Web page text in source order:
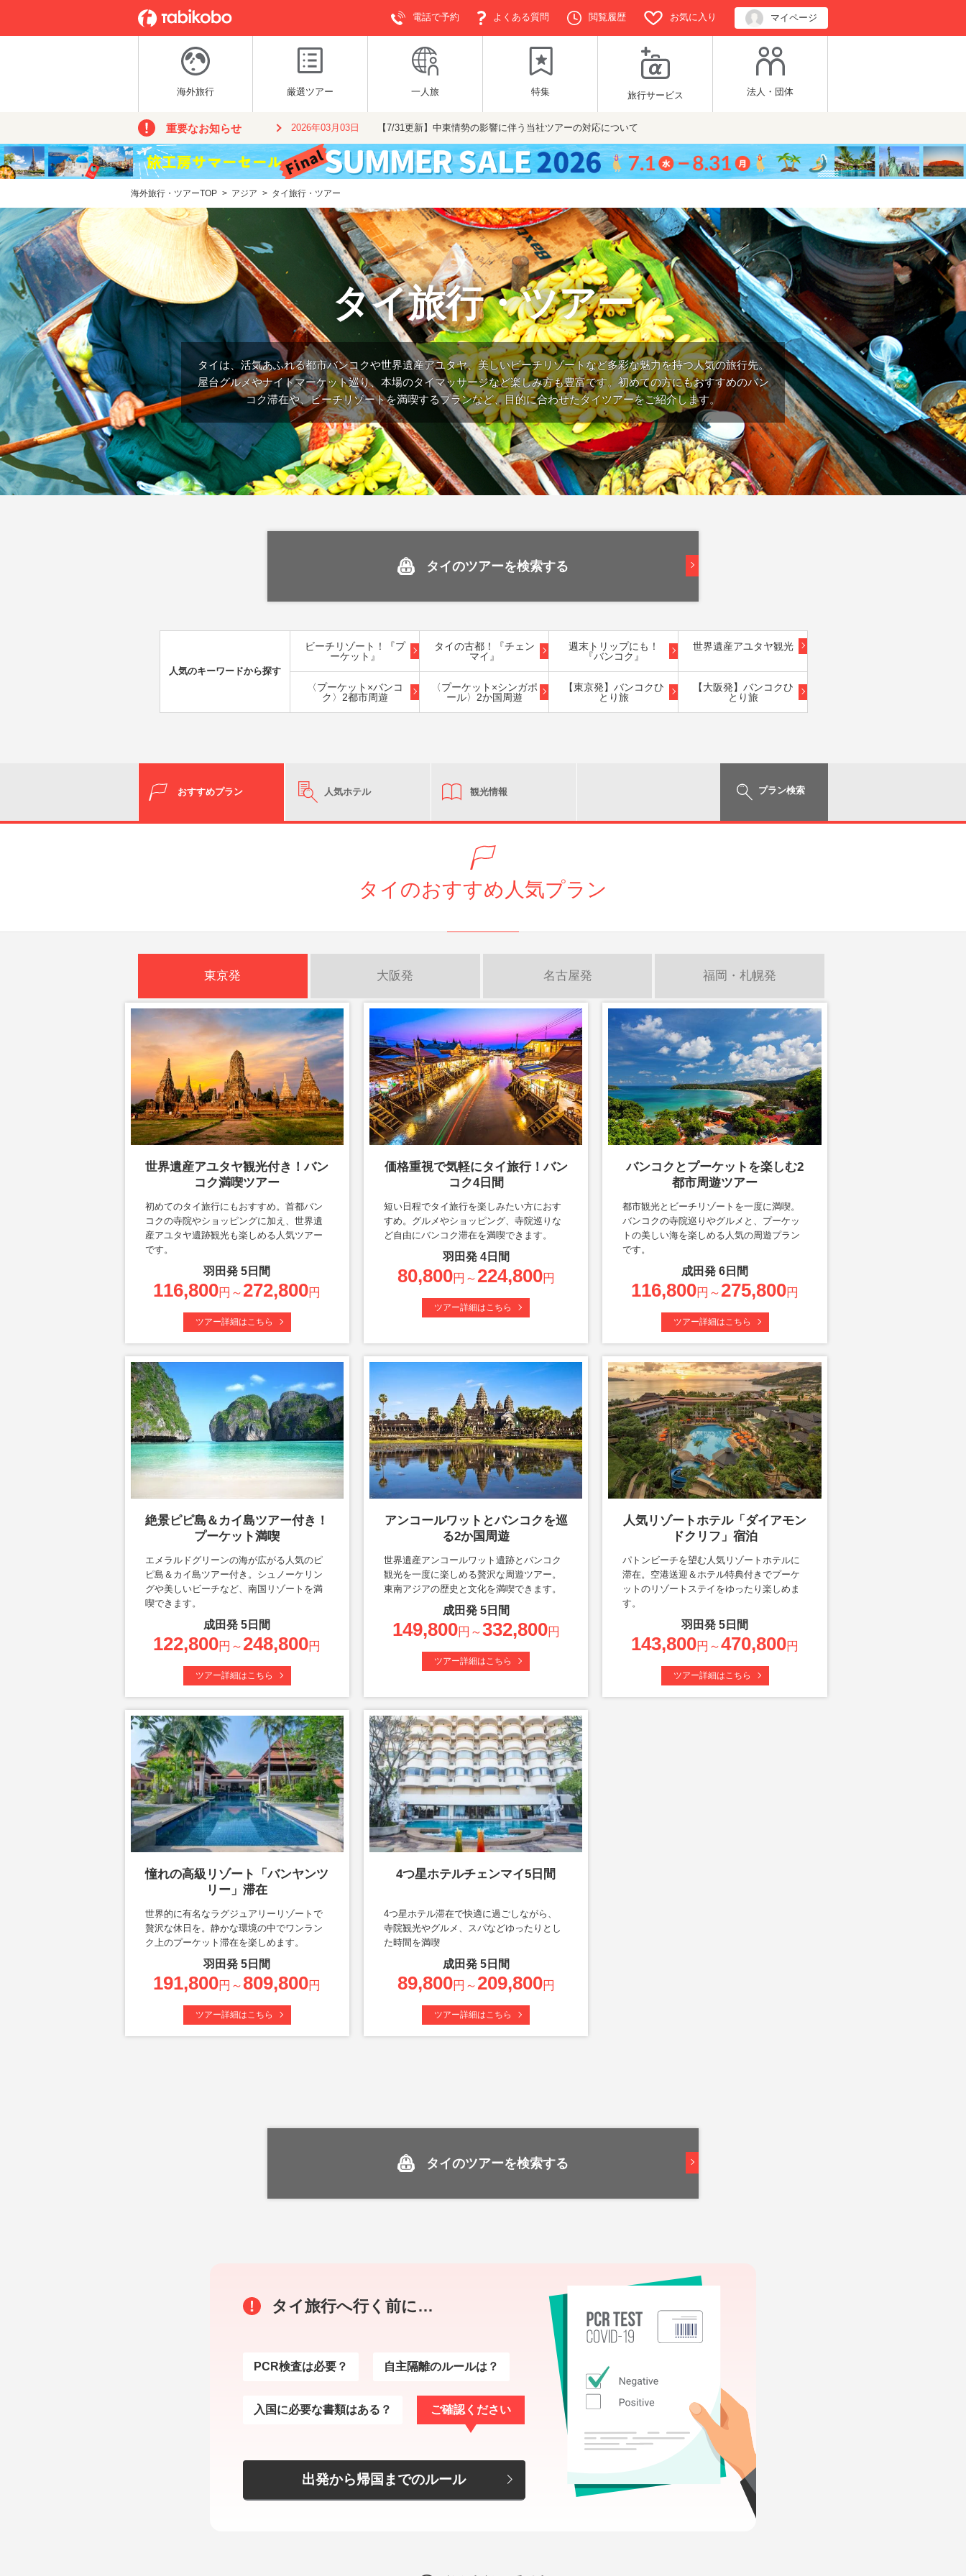
電話で予約 よくある質問 閲覧履歴 お気に入り マイページ
海外旅行 厳選ツアー 一人旅 特集 旅行サービス 法人・団体
重要なお知らせ 2026年03月03日 【7/31更新】中東情勢の影響に伴う当社ツアーの対応について
海外旅行・ツアーTOP > アジア > タイ旅行・ツアー
タイ旅行・ツアー
タイは、活気あふれる都市バンコクや世界遺産アユタヤ、美しいビーチリゾートなど多彩な魅力を持つ人気の旅行先。
屋台グルメやナイトマーケット巡り、本場のタイマッサージなど楽しみ方も豊富です。初めての方にもおすすめのバン
コク滞在や、ビーチリゾートを満喫するプランなど、目的に合わせたタイツアーをご紹介します。
タイのツアーを検索する
人気のキーワードから探す
ビーチリゾート！『プ
ーケット』
タイの古都！『チェン
マイ』
週末トリップにも！
『バンコク』
世界遺産アユタヤ観光
〈プーケット×バンコ
ク〉2都市周遊
〈プーケット×シンガポ
ール〉2か国周遊
【東京発】バンコクひ
とり旅
【大阪発】バンコクひ
とり旅
おすすめプラン 人気ホテル 観光情報 プラン検索
タイのおすすめ人気プラン
東京発 大阪発 名古屋発 福岡・札幌発
世界遺産アユタヤ観光付き！バン
コク満喫ツアー
初めてのタイ旅行にもおすすめ。首都バン
コクの寺院やショッピングに加え、世界遺
産アユタヤ遺跡観光も楽しめる人気ツアー
です。
羽田発5 日間
116,800円～ 272,800円
ツアー詳細はこちら
価格重視で気軽にタイ旅行！バン
コク4日間
短い日程でタイ旅行を楽しみたい方におす
すめ。グルメやショッピング、寺院巡りな
ど自由にバンコク滞在を満喫できます。
羽田発 4日間
80,800円～ 224,800円
ツアー詳細はこちら
バンコクとプーケットを楽しむ2
都市周遊ツアー
都市観光とビーチリゾートを一度に満喫。
バンコクの寺院巡りやグルメと、プーケッ
トの美しい海を楽しめる人気の周遊プラン
です。
成田発6 日間
116,800円～ 275,800円
ツアー詳細はこちら
絶景ピピ島＆カイ島ツアー付き！
プーケット満喫
エメラルドグリーンの海が広がる人気のピ
ピ島＆カイ島ツアー付き。シュノーケリン
グや美しいビーチなど、南国リゾートを満
喫できます。
成田発5 日間
122,800円～ 248,800円
ツアー詳細はこちら
アンコールワットとバンコクを巡
る2か国周遊
世界遺産アンコールワット遺跡とバンコク
観光を一度に楽しめる贅沢な周遊ツアー。
東南アジアの歴史と文化を満喫できます。
成田発 5日間
149,800円～332,800円
ツアー詳細はこちら
人気リゾートホテル「ダイアモン
ドクリフ」宿泊
パトンビーチを望む人気リゾートホテルに
滞在。空港送迎＆ホテル特典付きでプーケ
ットのリゾートステイをゆったり楽しめま
す。
羽田発5 日間
143,800円～470,800円
ツアー詳細はこちら
憧れの高級リゾート「バンヤンツ
リー」滞在
世界的に有名なラグジュアリーリゾートで
贅沢な休日を。静かな環境の中でワンラン
ク上のプーケット滞在を楽しめます。
羽田発5 日間
191,800円～809,800円
ツアー詳細はこちら
4つ星ホテルチェンマイ5日間
4つ星ホテル滞在で快適に過ごしながら、
寺院観光やグルメ、スパなどゆったりとし
た時間を満喫
成田発 5日間
89,800円～ 209,800円
ツアー詳細はこちら
タイのツアーを検索する
タイ旅行へ行く前に…
PCR検査は必要？ 自主隔離のルールは？
入国に必要な書類はある？ ご確認ください
出発から帰国までのルール